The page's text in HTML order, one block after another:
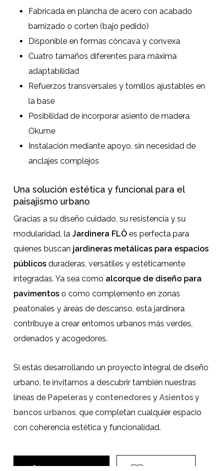
Fabricada en plancha de acero con acabado
barnizado o corten (bajo pedido)
Disponible en formas cóncava y convexa
Cuatro tamaños diferentes para máxima
adaptabilidad
Refuerzos transversales y tornillos ajustables en
la base
Posibilidad de incorporar asiento de madera
Okume
Instalación mediante apoyo, sin necesidad de
anclajes complejos
Una solución estética y funcional para el
paisajismo urbano
Gracias a su diseño cuidado, su resistencia y su
modularidad, la Jardinera FLÒes perfecta para
quienes buscan jardineras metálicas para espacios
públicosduraderas, versátiles y estéticamente
integradas. Ya sea como alcorque de diseño para
pavimentoso como complemento en zonas
peatonales y áreas de descanso, esta jardinera
contribuye a crear entornos urbanos más verdes,
ordenados y acogedores.
Si estás desarrollando un proyecto integral de diseño
urbano, te invitamos a descubrir también nuestras
líneas de Papeleras y contenedoresy Asientos y
bancos urbanos, que completan cualquier espacio
con coherencia estética y funcionalidad.